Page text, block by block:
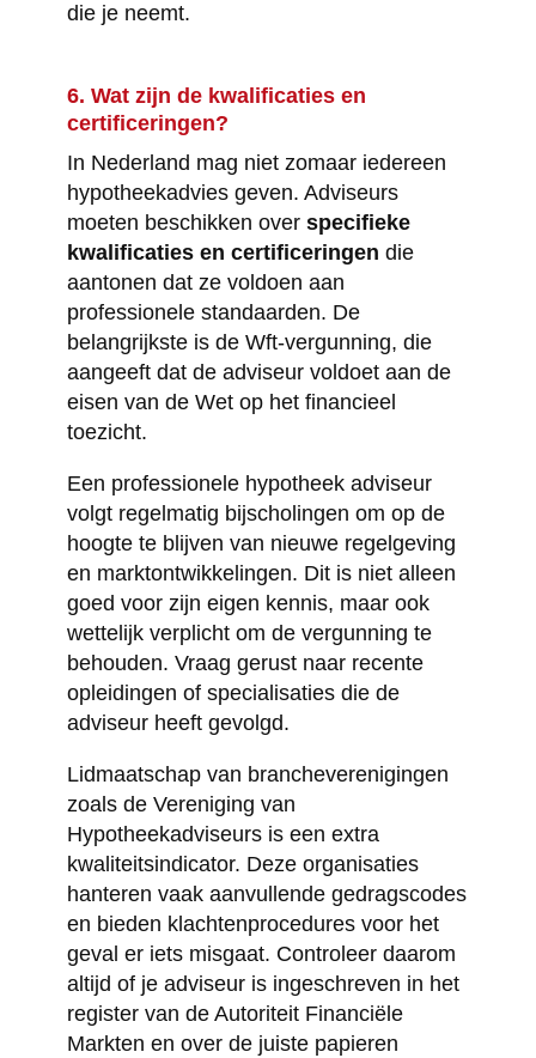
die je neemt.
6. Wat zijn de kwalificaties en
certificeringen?
In Nederland mag niet zomaar iedereen
hypotheekadvies geven. Adviseurs
moeten beschikken over specifieke
kwalificaties en certificeringen die
aantonen dat ze voldoen aan
professionele standaarden. De
belangrijkste is de Wft-vergunning, die
aangeeft dat de adviseur voldoet aan de
eisen van de Wet op het financieel
toezicht.
Een professionele hypotheek adviseur
volgt regelmatig bijscholingen om op de
hoogte te blijven van nieuwe regelgeving
en marktontwikkelingen. Dit is niet alleen
goed voor zijn eigen kennis, maar ook
wettelijk verplicht om de vergunning te
behouden. Vraag gerust naar recente
opleidingen of specialisaties die de
adviseur heeft gevolgd.
Lidmaatschap van brancheverenigingen
zoals de Vereniging van
Hypotheekadviseurs is een extra
kwaliteitsindicator. Deze organisaties
hanteren vaak aanvullende gedragscodes
en bieden klachtenprocedures voor het
geval er iets misgaat. Controleer daarom
altijd of je adviseur is ingeschreven in het
register van de Autoriteit Financiële
Markten en over de juiste papieren